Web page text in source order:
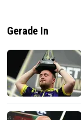
Gerade In